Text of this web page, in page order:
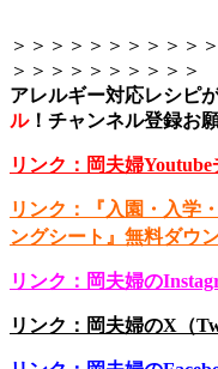
＞＞＞＞＞＞＞＞＞＞
＞＞＞＞＞＞＞＞＞＞
アレルギー対応レシピ
ル！ チャンネル登録お
リンク：岡夫婦
リンク：『入園・入学
ングシート』無料ダウ
リンク：岡夫婦の
リンク：岡夫婦のX（